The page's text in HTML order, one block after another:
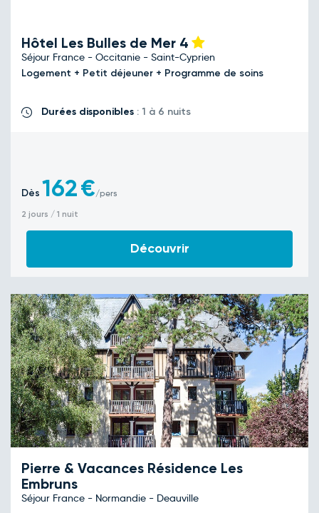
Hôtel Les Bulles de Mer 4
Séjour France - Occitanie - Saint-Cyprien
Logement + Petit déjeuner + Programme de soins
Durées disponibles : 1 à 6 nuits
Dès 162€/pers
2 jours / 1 nuit
Découvrir
Pierre & Vacances Résidence Les
Embruns
Séjour France - Normandie - Deauville